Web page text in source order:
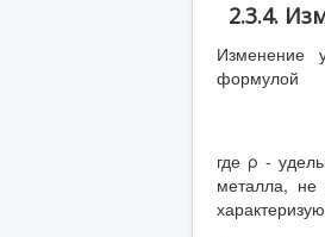
2.3.4.
Изменение
формулой
где ρ -
металла, не